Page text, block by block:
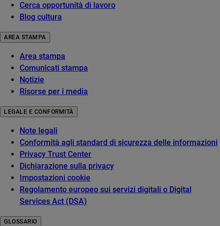
Cerca opportunità di lavoro
Blog cultura
AREA STAMPA
Area stampa
Comunicati stampa
Notizie
Risorse per i media
LEGALE E CONFORMITÀ
Note legali
Conformità agli standard di sicurezza delle informazioni
Privacy Trust Center
Dichiarazione sulla privacy
Impostazioni cookie
Regolamento europeo sui servizi digitali o Digital
Services Act (DSA)
GLOSSARIO